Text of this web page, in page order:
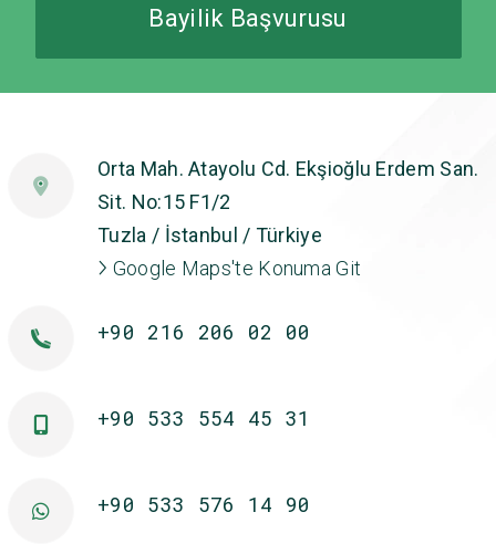
Bayilik Başvurusu
Orta Mah. Atayolu Cd. Ekşioğlu Erdem San.
Sit. No:15 F1/2
Tuzla / İstanbul / Türkiye
Google Maps'te Konuma Git
+90 216 206 02 00
+90 533 554 45 31
+90 533 576 14 90